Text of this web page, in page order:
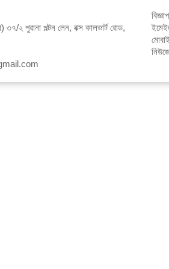
৩৭/২ পুরানা পল্টন লেন, বক্স কালভার্ট রোড,